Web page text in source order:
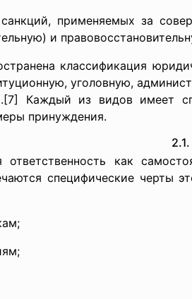
применяемых за
и
классификация
уголовную,
Каждый из видов имеет
принуждения.
ответственность как
специфические черты